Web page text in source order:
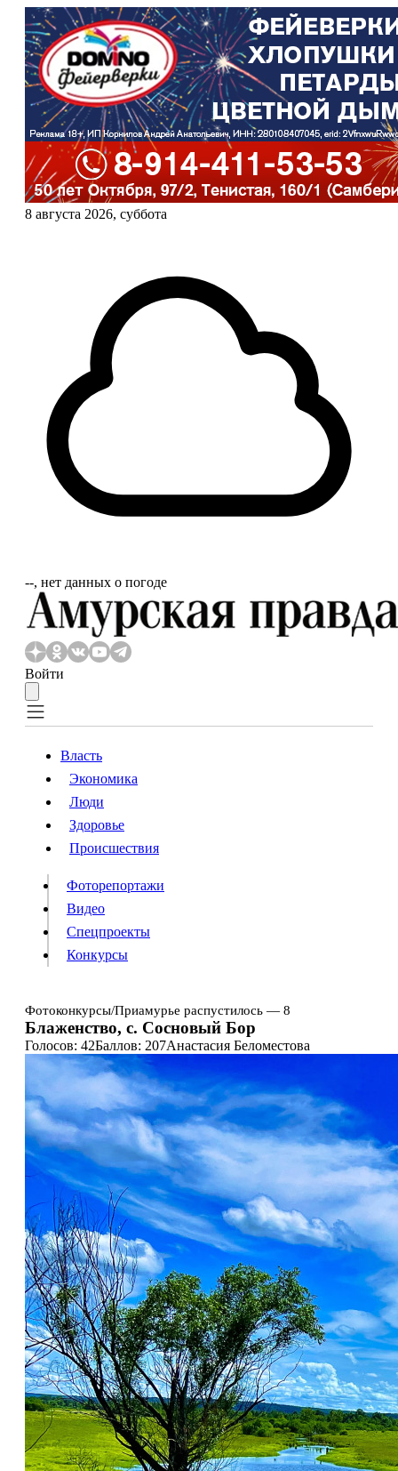
8 августа 2026, суббота
‐‐, нет данных о погоде
Войти
Власть
Происшествия
Видео
Конкурсы
ИнформацияПодписка
Власть
Экономика
Люди
Здоровье
Происшествия
Фоторепортажи
Видео
Спецпроекты
Конкурсы
Фотоконкурсы/Приамурье распустилось — 8
Блаженство, с. Сосновый Бор
Голосов: 42Баллов: 207Анастасия Беломестова